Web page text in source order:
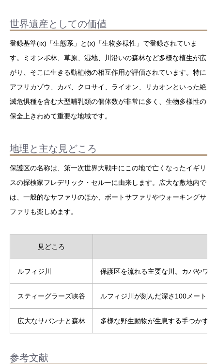
世界遺産としての価値
登録基準(ix)「生態系」と(x)「生物多様性」で登録されていま
す。ミオンボ林、草原、湿地、川沿いの森林など多様な植生が広
がり、そこに生きる動植物の相互作用が評価されています。特に
アフリカゾウ、カバ、クロサイ、ライオン、リカオンといった絶
滅危惧種を含む大型哺乳類の個体数が非常に多く、生物多様性の
保全上きわめて重要な地域です。
地理と主な見どころ
保護区の名称は、第一次世界大戦中にこの地で亡くなったイギリ
スの探検家フレデリック・セルーに由来します。広大な敷地内で
は、一般的なサファリのほか、ボートサファリやウォーキングサ
ファリも楽しめます。
見どころ
ルフィジ川 保護区を流れる主要な川。カバやワ
スティーグラーズ峡谷 ルフィジ川が刻んだ深さ100メートル
広大なサバンナと森林 多様な野生動物が生息する手つかず
参考文献